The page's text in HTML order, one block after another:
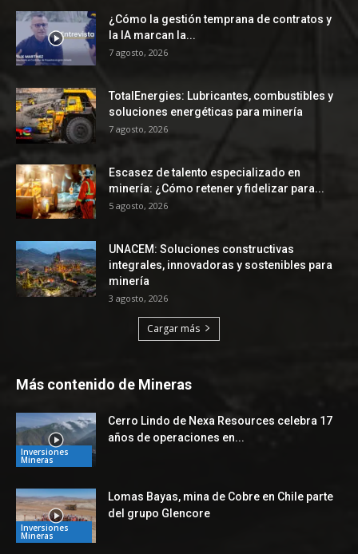
¿Cómo la gestión temprana de contratos y
la IA marcan la...
7 agosto, 2026
TotalEnergies: Lubricantes, combustibles y
soluciones energéticas para minería
7 agosto, 2026
Escasez de talento especializado en
minería: ¿Cómo retener y fidelizar para...
5 agosto, 2026
UNACEM: Soluciones constructivas
integrales, innovadoras y sostenibles para
minería
3 agosto, 2026
Cargar más
Más contenido de Mineras
Inversiones
Mineras
Cerro Lindo de Nexa Resources celebra 17
años de operaciones en...
Inversiones
Mineras
Lomas Bayas, mina de Cobre en Chile parte
del grupo Glencore